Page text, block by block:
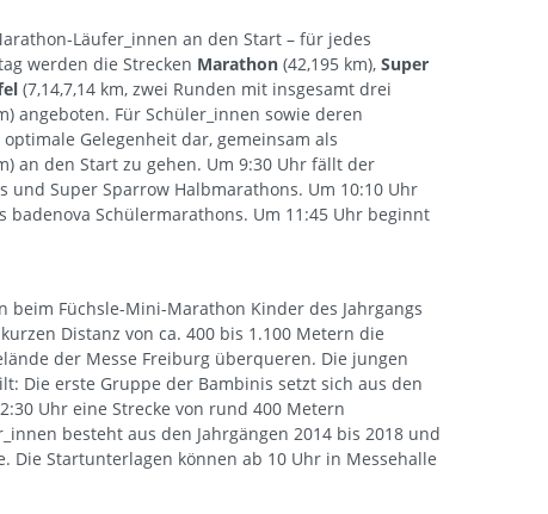
Läufer_innen an den Start – für jedes
werden die Strecken Marathon (42,195 km), Super
(7,14,7,14 km, zwei Runden mit insgesamt drei
angeboten. Für Schüler_innen sowie deren
Gelegenheit dar, gemeinsam als
an den Start zu gehen. Um 9:30 Uhr fällt der
Super Sparrow Halbmarathons. Um 10:10 Uhr
Schülermarathons. Um 11:45 Uhr beginnt
Füchsle-Mini-Marathon Kinder des Jahrgangs
Distanz von ca. 400 bis 1.100 Metern die
der Messe Freiburg überqueren. Die jungen
Die erste Gruppe der Bambinis setzt sich aus den
Uhr eine Strecke von rund 400 Metern
besteht aus den Jahrgängen 2014 bis 2018 und
Startunterlagen können ab 10 Uhr in Messehalle